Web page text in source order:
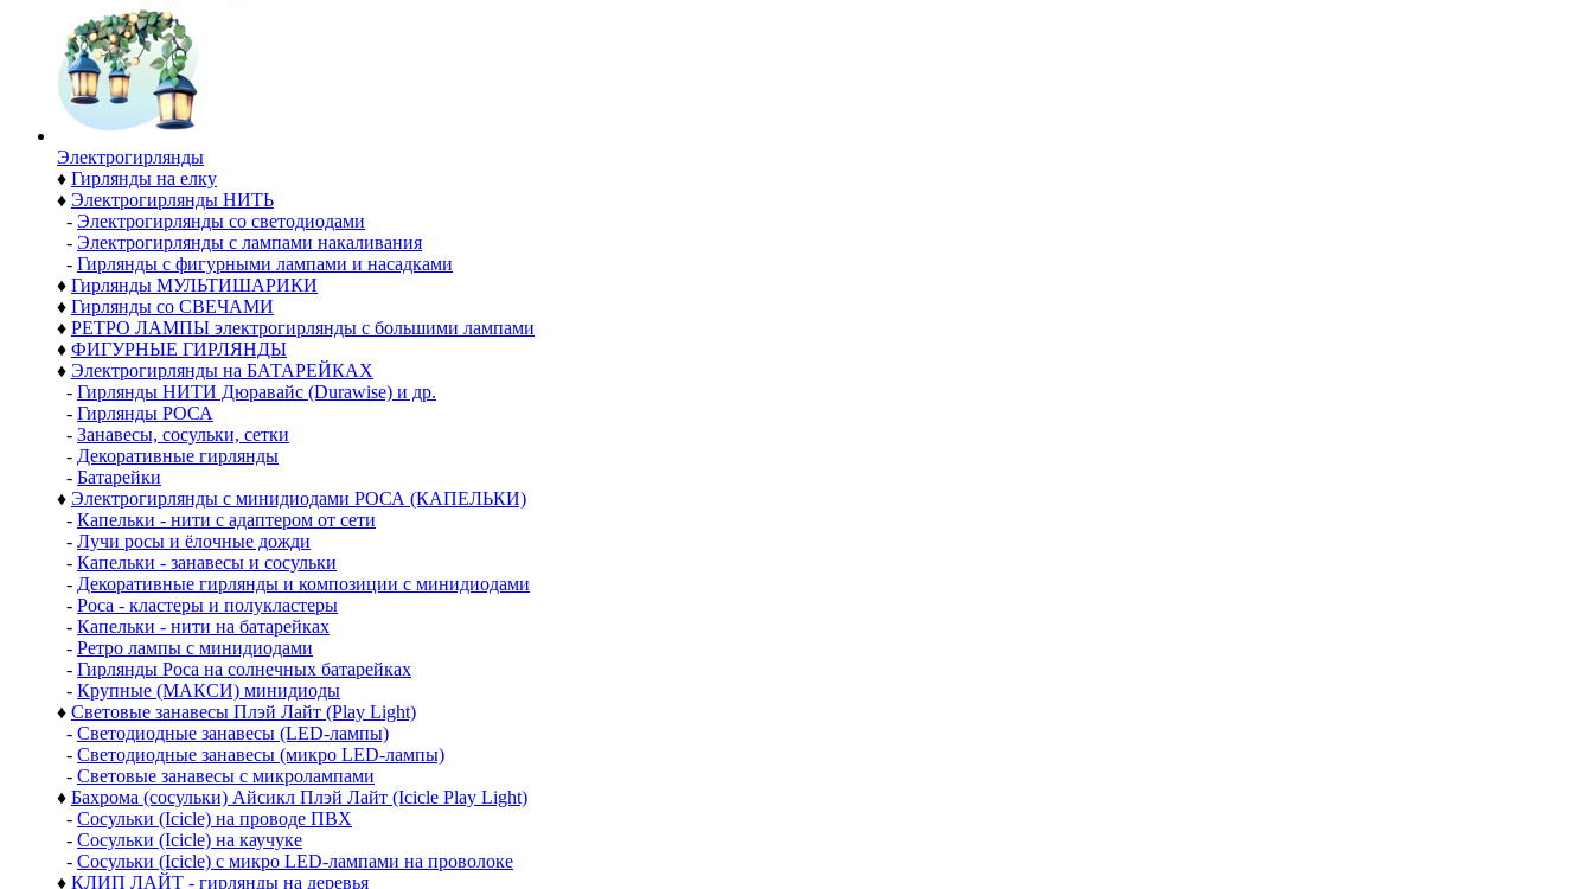
Электро­гирлянды
♦ Гирлянды на елку
♦ Электрогирлянды НИТЬ
- Электрогирлянды со светодиодами
- Электрогирлянды с лампами накаливания
- Гирлянды с фигурными лампами и насадками
♦ Гирлянды МУЛЬТИШАРИКИ
♦ Гирлянды со СВЕЧАМИ
♦ РЕТРО ЛАМПЫ электрогирлянды с большими лампами
♦ ФИГУРНЫЕ ГИРЛЯНДЫ
♦ Электрогирлянды на БАТАРЕЙКАХ
- Гирлянды НИТИ Дюравайс (Durawise) и др.
- Гирлянды РОСА
- Занавесы, сосульки, сетки
- Декоративные гирлянды
- Батарейки
♦ Электрогирлянды с минидиодами РОСА (КАПЕЛЬКИ)
- Капельки - нити с адаптером от сети
- Лучи росы и ёлочные дожди
- Капельки - занавесы и сосульки
- Декоративные гирлянды и композиции с минидиодами
- Роса - кластеры и полукластеры
- Капельки - нити на батарейках
- Ретро лампы с минидиодами
- Гирлянды Роса на солнечных батарейках
- Крупные (МАКСИ) минидиоды
♦ Световые занавесы Плэй Лайт (Play Light)
- Светодиодные занавесы (LED-лампы)
- Светодиодные занавесы (микро LED-лампы)
- Световые занавесы с микролампами
♦ Бахрома (сосульки) Айсикл Плэй Лайт (Icicle Play Light)
- Сосульки (Icicle) на проводе ПВХ
- Сосульки (Icicle) на каучуке
- Сосульки (Icicle) с микро LED-лампами на проволоке
♦ КЛИП ЛАЙТ - гирлянды на деревья